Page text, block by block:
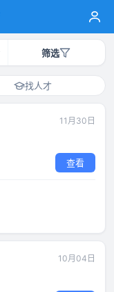
筛选
找人才
11月30日
查看
10月04日